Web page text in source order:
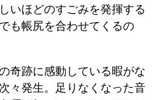
いほどのすごみを発揮する
も帳尻を合わせてくるの
奇跡に感動している暇がな
々発生。足りなくなった音